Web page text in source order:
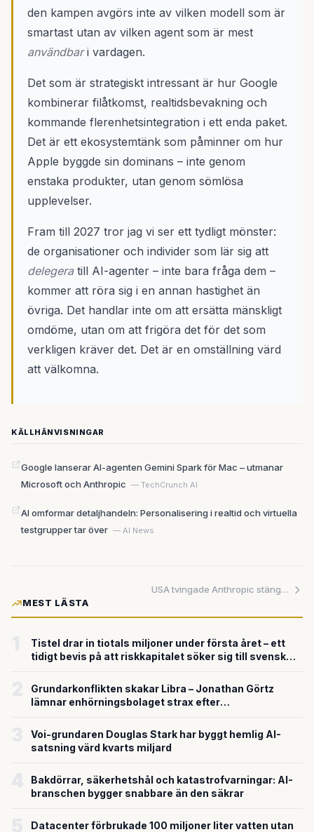
den kampen avgörs inte av vilken modell som är
smartast utan av vilken agent som är mest
användbari vardagen.
Det som är strategiskt intressant är hur Google
kombinerar filåtkomst, realtidsbevakning och
kommande flerenhetsintegration i ett enda paket.
Det är ett ekosystemtänk som påminner om hur
Apple byggde sin dominans – inte genom
enstaka produkter, utan genom sömlösa
upplevelser.
Fram till 2027 tror jag vi ser ett tydligt mönster:
de organisationer och individer som lär sig att
delegeratill AI-agenter – inte bara fråga dem –
kommer att röra sig i en annan hastighet än
övriga. Det handlar inte om att ersätta mänskligt
omdöme, utan om att frigöra det för det som
verkligen kräver det. Det är en omställning värd
att välkomna.
KÄLLHÄNVISNINGAR
Google lanserar AI-agenten Gemini Spark för Mac – utmanar
Microsoft och Anthropic — TechCrunch AI
AI omformar detaljhandeln: Personalisering i realtid och virtuella
testgrupper tar över — AI News
USA tvingade Anthropic stänga ned AI-modeller – och tillsynsmyndigheterna saknar verktyg att hänga med
MEST LÄSTA
Tistel drar in tiotals miljoner under första året – ett
tidigt bevis på att riskkapitalet söker sig till svensk
Grundarkonflikten skakar Libra – Jonathan Görtz
lämnar enhörningsbolaget strax efter
Voi-grundaren Douglas Stark har byggt hemlig AI-
satsning värd kvarts miljard
Bakdörrar, säkerhetshål och katastrofvarningar: AI-
branschen bygger snabbare än den säkrar
Datacenter förbrukade 100 miljoner liter vatten utan